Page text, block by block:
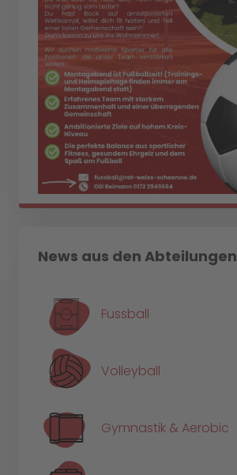
News aus den Abteilungen
Fussball
Volleyball
Gymnastik & Aerobic